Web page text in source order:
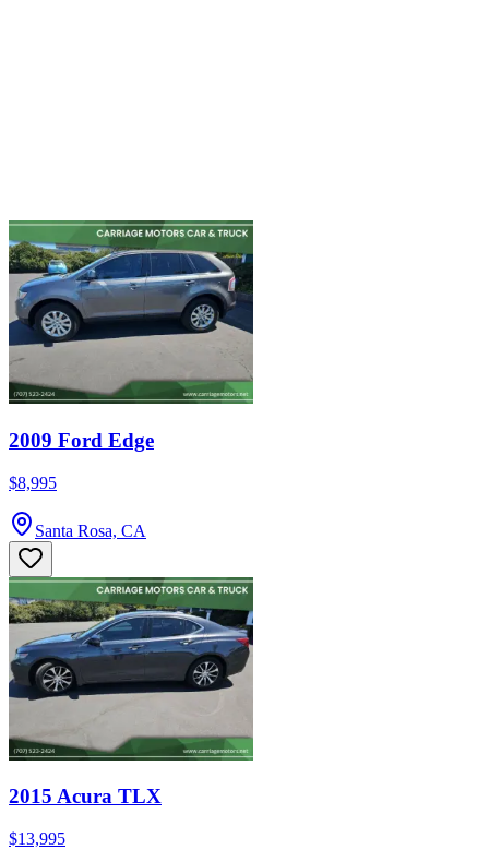
2009 Ford Edge
$8,995
Santa Rosa, CA
2015 Acura TLX
$13,995